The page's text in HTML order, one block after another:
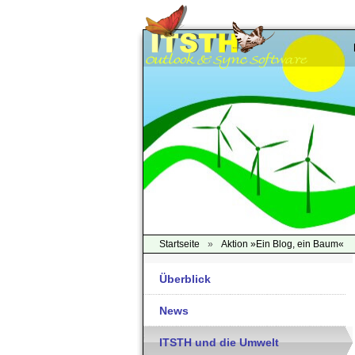
Startseite » Aktion »Ein Blog, ein Baum«
Überblick
News
ITSTH und die Umwelt